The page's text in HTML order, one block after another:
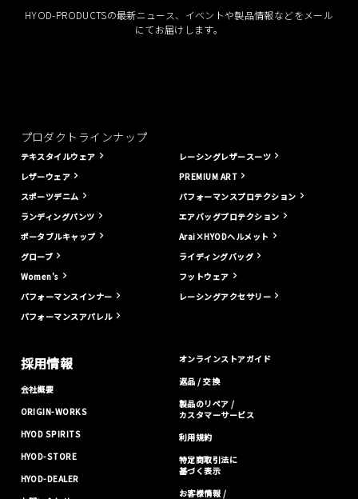
HYOD-PRODUCTSの最新ニュース、イベントや製品情報などをメール
にてお届けします。
プロダクトラインナップ
テキスタイルウェア
レザーウェア
スポーツデニム
ランディングパンツ
ポータブルキャップ
グローブ
Women's
パフォーマンスインナー
パフォーマンスアパレル
レーシングレザースーツ
PREMIUM ART
パフォーマンスプロテクション
エアバッグプロテクション
Arai×HYODヘルメット
ライディングバッグ
フットウェア
レーシングアクセサリー
採用情報
会社概要
ORIGIN-WORKS
HYOD SPIRITS
HYOD-STORE
HYOD-DEALER
オンラインストアガイド
返品 / 交換
製品のリペア /
カスタマーサービス
利用規約
特定商取引法に
基づく表示
お客様情報 /